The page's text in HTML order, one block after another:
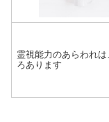
霊視能力のあらわれ
ろあります